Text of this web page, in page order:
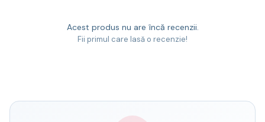
Acest produs nu are încă recenzii.
Fii primul care lasă o recenzie!